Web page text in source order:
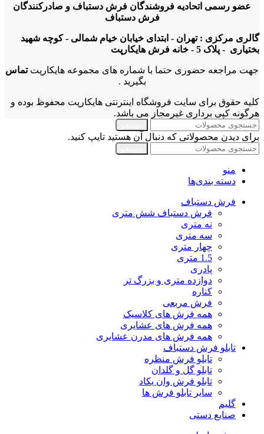
عضو رسمی اتحادیه فروشندگان فرش دستباف و صادرکنندگان
فرش دستباف
گالری مرکزی : تهران - ابتدای خیابان خیام شمالی - کوچه شهید
بختیاری - پلاک 5 - خانه فرش هایکارپت
جهت مراجعه حضوری حتما با شماره های مجموعه هایکارپتتماس
بگیرید .
کلیه حقوق برای سایت فروشگاه اینترنتی هایکارپت محفوظ بوده و
هرگونه کپی برداری غیرمجاز می باشد.
برای دیدن محصولاتی که دنبال آن هستید تایپ کنید.
منو
دسته بندی‌ها
فرش دستباف
فرش دستباف شش متری
نه متری
سه متری
چهار متری
1.5 متری
پادری
دوازده متری و بزرگ تر
کناره
فرش مربعی
همه فرش های کلاسیک
همه فرش های عشایری
همه فرش های مدرن عشایری
تابلو فرش دستباف
تابلو فرش منظره
تابلو گل و گلدان
تابلو فرش وان یکاد
سایر تابلو فرش ها
گلیم
صنایع دستی